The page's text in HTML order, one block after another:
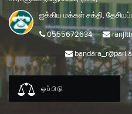
ஐக்கிய மக்கள் சக்தி,
0555672634
ஒப்பிடு